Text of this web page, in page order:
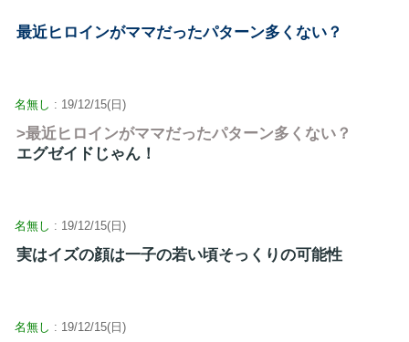
最近ヒロインがママだったパターン多くない？
名無し : 19/12/15(日)
>最近ヒロインがママだったパターン多くない？
エグゼイドじゃん！
名無し : 19/12/15(日)
実はイズの顔は一子の若い頃そっくりの可能性
名無し : 19/12/15(日)